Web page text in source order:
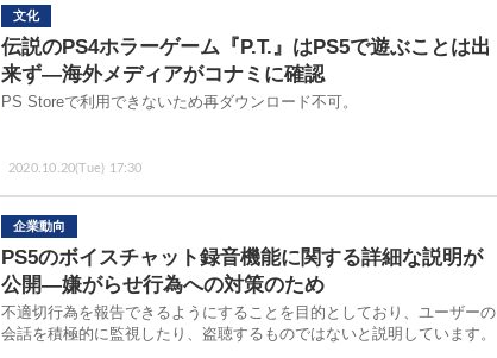
文化
2020.10.20(Tue) 17:30
伝説のPS4ホラーゲーム『P.T.』はPS5で遊ぶことは出
来ず―海外メディアがコナミに確認
PS Storeで利用できないため再ダウンロード不可。
企業動向
PS5のボイスチャット録音機能に関する詳細な説明が
公開―嫌がらせ行為への対策のため
不適切行為を報告できるようにすることを目的としており、ユーザーの
会話を積極的に監視したり、盗聴するものではないと説明しています。